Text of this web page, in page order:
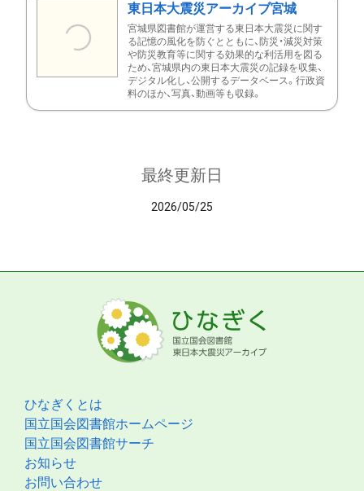
東日本大震災アーカイブ宮城
宮城県図書館が運営する東日本大震災に関す
る記憶の風化を防ぐとともに、防災・減災対策
や防災教育等に関する効果的な利活用を図る
ため、宮城県内の東日本大震災の記録を収集、
デジタル化し、公開するデータベース。行政資
料のほか、写真、動画等も収録。
最終更新日
2026/05/25
ひなぎくとは
国立国会図書館ホームページ
国立国会図書館サーチ
お知らせ
お問い合わせ